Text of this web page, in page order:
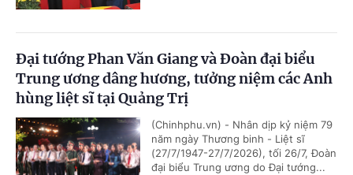
Đại tướng Phan Văn Giang và Đoàn đại biểu
Trung ương dâng hương, tưởng niệm các Anh
hùng liệt sĩ tại Quảng Trị
(Chinhphu.vn) - Nhân dịp kỷ niệm 79
năm ngày Thương binh - Liệt sĩ
(27/7/1947-27/7/2026), tối 26/7, Đoàn
đại biểu Trung ương do Đại tướng...